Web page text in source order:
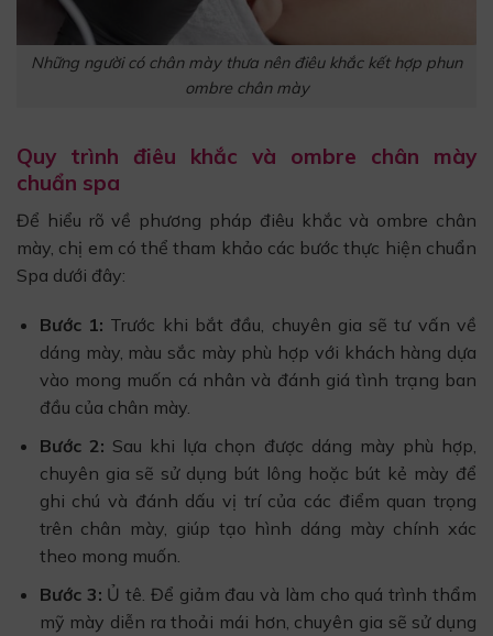
Những người có chân mày thưa nên điêu khắc kết hợp phun
ombre chân mày
Quy trình điêu khắc và ombre chân mày
chuẩn spa
Để hiểu rõ về phương pháp điêu khắc và ombre chân
mày, chị em có thể tham khảo các bước thực hiện chuẩn
Spa dưới đây:
Bước 1: Trước khi bắt đầu, chuyên gia sẽ tư vấn về
dáng mày, màu sắc mày phù hợp với khách hàng dựa
vào mong muốn cá nhân và đánh giá tình trạng ban
đầu của chân mày.
Bước 2: Sau khi lựa chọn được dáng mày phù hợp,
chuyên gia sẽ sử dụng bút lông hoặc bút kẻ mày để
ghi chú và đánh dấu vị trí của các điểm quan trọng
trên chân mày, giúp tạo hình dáng mày chính xác
theo mong muốn.
Bước 3: Ủ tê. Để giảm đau và làm cho quá trình thẩm
mỹ mày diễn ra thoải mái hơn, chuyên gia sẽ sử dụng